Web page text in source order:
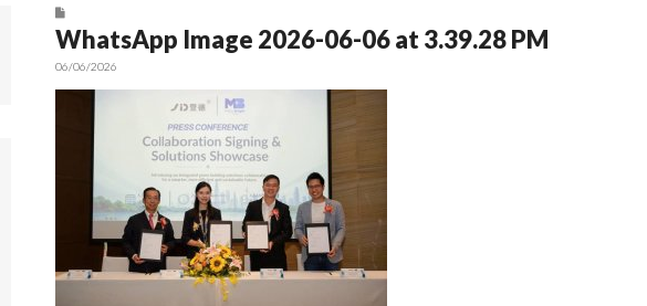
WhatsApp Image 2026-06-06 at 3.39.28 PM
06/06/2026